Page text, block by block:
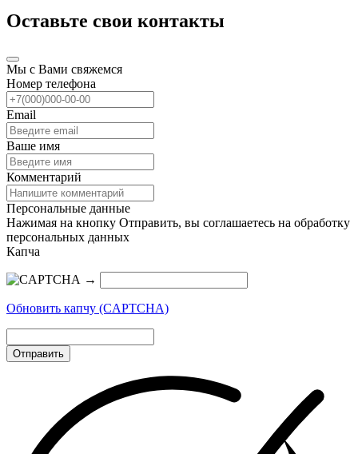
Оставьте свои контакты
Мы с Вами свяжемся
Номер телефона
Email
Ваше имя
Комментарий
Персональные данные
Нажимая на кнопку Отправить, вы соглашаетесь на обработку
персональных данных
Капча
→
Обновить капчу (CAPTCHA)
Отправить